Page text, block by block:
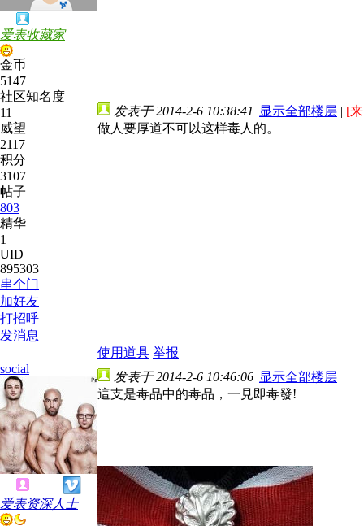
爱表收藏家
金币
5147
社区知名度
11
威望
2117
积分
3107
帖子
803
精华
1
UID
895303
串个门
加好友
打招呼
发消息
发表于 2014-2-6 10:38:41 |显示全部楼层 | [
做人要厚道不可以这样毒人的。
使用道具 举报
social
爱表资深人士
发表于 2014-2-6 10:46:06 |显示全部楼层
這支是毒品中的毒品，一見即毒發!